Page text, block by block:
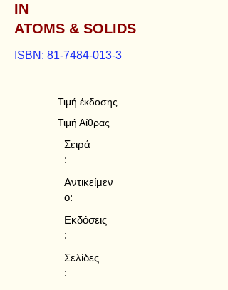
IN
ATOMS & SOLIDS
ISBN: 81-7484-013-3
Τιμή έκδοσης
Τιμή Αίθρας
Σειρά
:
Αντικείμεν
ο:
Εκδόσεις
:
Σελίδες
: